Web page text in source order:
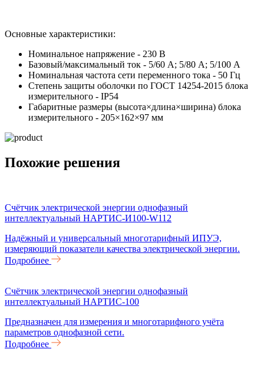
Основные характеристики:
Номинальное напряжение - 230 В
Базовый/максимальный ток - 5/60 А; 5/80 А; 5/100 А
Номинальная частота сети переменного тока - 50 Гц
Степень защиты оболочки по ГОСТ 14254-2015 блока
измерительного - IP54
Габаритные размеры (высота×длина×ширина) блока
измерительного - 205×162×97 мм
Похожие решения
Счётчик электрической энергии однофазный
интеллектуальный НАРТИС-И100-W112
Надёжный и универсальный многотарифный ИПУЭ,
измеряющий показатели качества электрической энергии.
Подробнее
Счётчик электрической энергии однофазный
интеллектуальный НАРТИС-100
Предназначен для измерения и многотарифного учёта
параметров однофазной сети.
Подробнее